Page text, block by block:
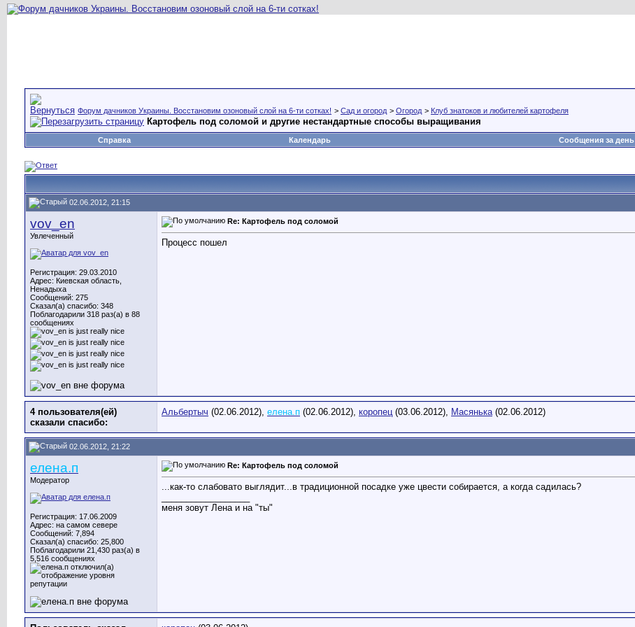
Форум дачников Украины. Восстановим озоновый слой на 6-ти сотках! > Сад и огород > Огород > Клуб знатоков и любителей картофеля
Картофель под соломой и другие нестандартные способы выращивания
Справка Календарь Сообщения за день
02.06.2012, 21:15
vov_en
Увлеченный
Регистрация: 29.03.2010
Адрес: Киевская область,
Ненадыха
Сообщений: 275
Сказал(а) спасибо: 348
Поблагодарили 318 раз(а) в 88
сообщениях
Re: Картофель под соломой
Процесс пошел
4 пользователя(ей)
сказали cпасибо:
Альбертыч (02.06.2012), елена.п (02.06.2012), коропец(03.06.2012), Масянька(02.06.2012)
02.06.2012, 21:22
елена.п
Модератор
Регистрация: 17.06.2009
Адрес: на самом севере
Сообщений: 7,894
Сказал(а) спасибо: 25,800
Поблагодарили 21,430 раз(а) в
5,516 сообщениях
Re: Картофель под соломой
...как-то слабовато выглядит...в традиционной посадке уже цвести собирается, а когда садилась?
меня зовут Лена и на "ты"